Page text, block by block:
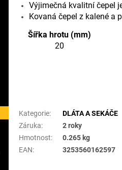
Výjimečná kvalitní čepel
Kovaná čepel z kalené a
Šířka hrotu (mm)
20
Kategorie:
DLÁTA A SEKÁČE
Záruka:
2 roky
Hmotnost:
0.265 kg
EAN: 3253560162597